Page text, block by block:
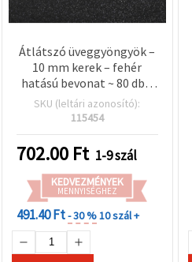
Átlátszó üveggyöngyök –
10 mm kerek – fehér
hatású bevonat ~ 80 db –
ékszerkészítéshez,
kreatív hobbi és
SKU (leltári azonosító):
115454
702.00 Ft 1-9 szál
KEDVEZMÉNYEK
MENNYISÉGHEZ
491.40 Ft- 30 %10 szál +